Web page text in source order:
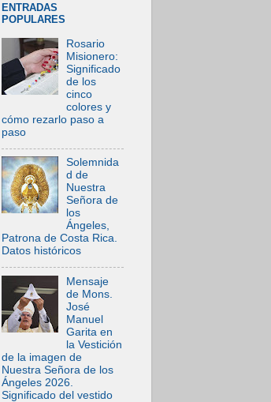
ENTRADAS
POPULARES
Rosario
Misionero:
Significado
de los
cinco
colores y
cómo rezarlo paso a
paso
Solemnida
d de
Nuestra
Señora de
los
Ángeles,
Patrona de Costa Rica.
Datos históricos
Mensaje
de Mons.
José
Manuel
Garita en
la Vestición
de la imagen de
Nuestra Señora de los
Ángeles 2026.
Significado del vestido